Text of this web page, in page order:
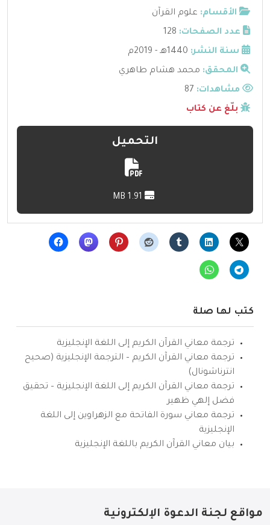
الأقسام: علوم القرآن
عدد الصفحات: 128
سنة النشر: 1440هـ - 2019م
المحقق: محمد هشام طاهري
مشاهدات:
بلّغ عن كتاب
التحميل
كتب لها صلة
ترجمة معاني القرآن الكريم إلى اللغة الإنجليزية
ترجمة معاني القرآن الكريم – الترجمة الإنجليزية (صحيح
انترناشونال)
ترجمة معاني القرآن الكريم إلى اللغة الإنجليزية – تحقيق
فضل إلهي ظهير
ترجمة معاني سورة الفاتحة مع الزهراوين إلى اللغة
الإنجليزية
بيان معاني القرآن الكريم باللغة الإنجليزية
مواقع لجنة الدعوة الإلكترونية